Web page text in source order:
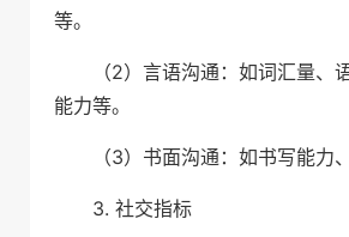
等。
（2）言语沟通：如词汇量、
能力等。
（3）书面沟通：如书写能力
3. 社交指标